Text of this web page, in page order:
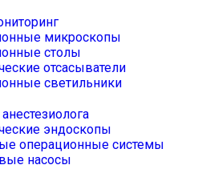
микроскопы
столы
отсасыватели
светильники
эндоскопы
операционные системы
насосы